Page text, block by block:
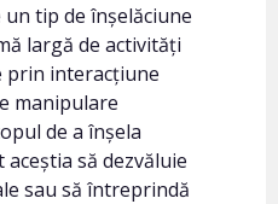
tip de înșelăciune
largă de activități
prin interacțiune
manipulare
de a înșela
să dezvăluie
sau să întreprindă